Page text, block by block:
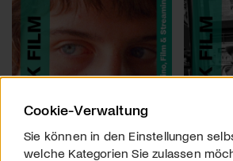
Cookie-Verwaltung
Sie können in den Einstellungen
welche Kategorien Sie zulassen